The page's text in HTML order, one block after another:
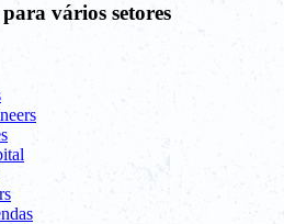
vários setores